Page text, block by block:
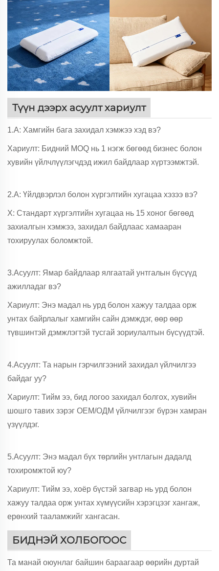
Түүн дээрх асуулт хариулт
1.А: Хамгийн бага захидал хэмжээ хэд вэ?
Хариулт: Бидний MOQ нь 1 нэгж бөгөөд бизнес болон
хувийн үйлчлүүлэгчдэд ижил байдлаар хүртээмжтэй.
2.А: Үйлдвэрлэл болон хүргэлтийн хугацаа хэзээ вэ?
Х: Стандарт хүргэлтийн хугацаа нь 15 хоног бөгөөд
захиалгын хэмжээ, захидал байдлаас хамааран
тохируулах боломжтой.
3.Асуулт: Ямар байдлаар ялгаатай унтгалын бүсүүд
ажилладаг вэ?
Хариулт: Энэ мадал нь урд болон хажуу талдаа орж
унтах байрлалыг хамгийн сайн дэмждэг, өөр өөр
түвшинтэй дэмжлэгтэй тусгай зориулалтын бүсүүдтэй.
4.Асуулт: Та нарын гэрчилгээний захидал үйлчилгээ
байдаг уу?
Хариулт: Тийм ээ, бид логоо захидал болгох, хувийн
шошго тавих зэрэг ОЕМ/ОДМ үйлчилгээг бүрэн хамран
үзүүлдэг.
5.Асуулт: Энэ мадал бүх төрлийн унтлагын дадалд
тохиромжтой юу?
Хариулт: Тийм ээ, хоёр бүстэй загвар нь урд болон
хажуу талдаа орж унтах хүмүүсийн хэрэгцээг хангаж,
ерөнхий тааламжийг хангасан.
БИДНЭЙ ХОЛБОГООС
Та манай оюунлаг байшин бараагаар өөрийн дуртай